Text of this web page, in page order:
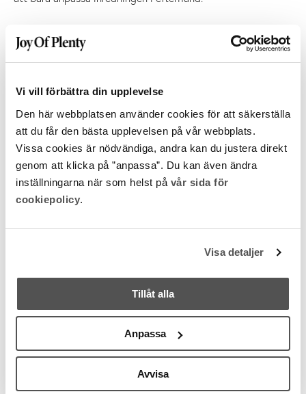
Vi vill förbättra din upplevelse
Den här webbplatsen använder cookies för att säkerställa
att du får den bästa upplevelsen på vår webbplats.
Vissa cookies är nödvändiga, andra kan du justera direkt
genom att klicka på ”anpassa”. Du kan även ändra
inställningarna när som helst på vår sida för
cookiepolicy.
Visa detaljer
Tillåt alla
Anpassa
Avvisa
stället för i slutskedet?
Ju tidigare en inredningsarkitekt eller inredningsdesigner
kopplas in, desto bättre förutsättningar finns det att skapa
en miljö som fungerar långsiktigt – både funktionellt,
estetiskt och verksamhetsmässigt. Att involvera en
inredningsstudio tidigt sparar ofta både tid och pengar,
eftersom flöden, rumsliga lösningar och funktioner sätts rätt
från början.
onödiga ombyggnationer längre fram. Om man väntar tills
flöden bli mindre effektiva och tekniska lösningar behöva
justeras i efterhand. Tidig planering gör projektet mer
Vad ingår i en inredningsarkitekts kompetens utöver
möblering och ytskikt?
En inredningsarkitekt eller kontorsinredare arbetar med